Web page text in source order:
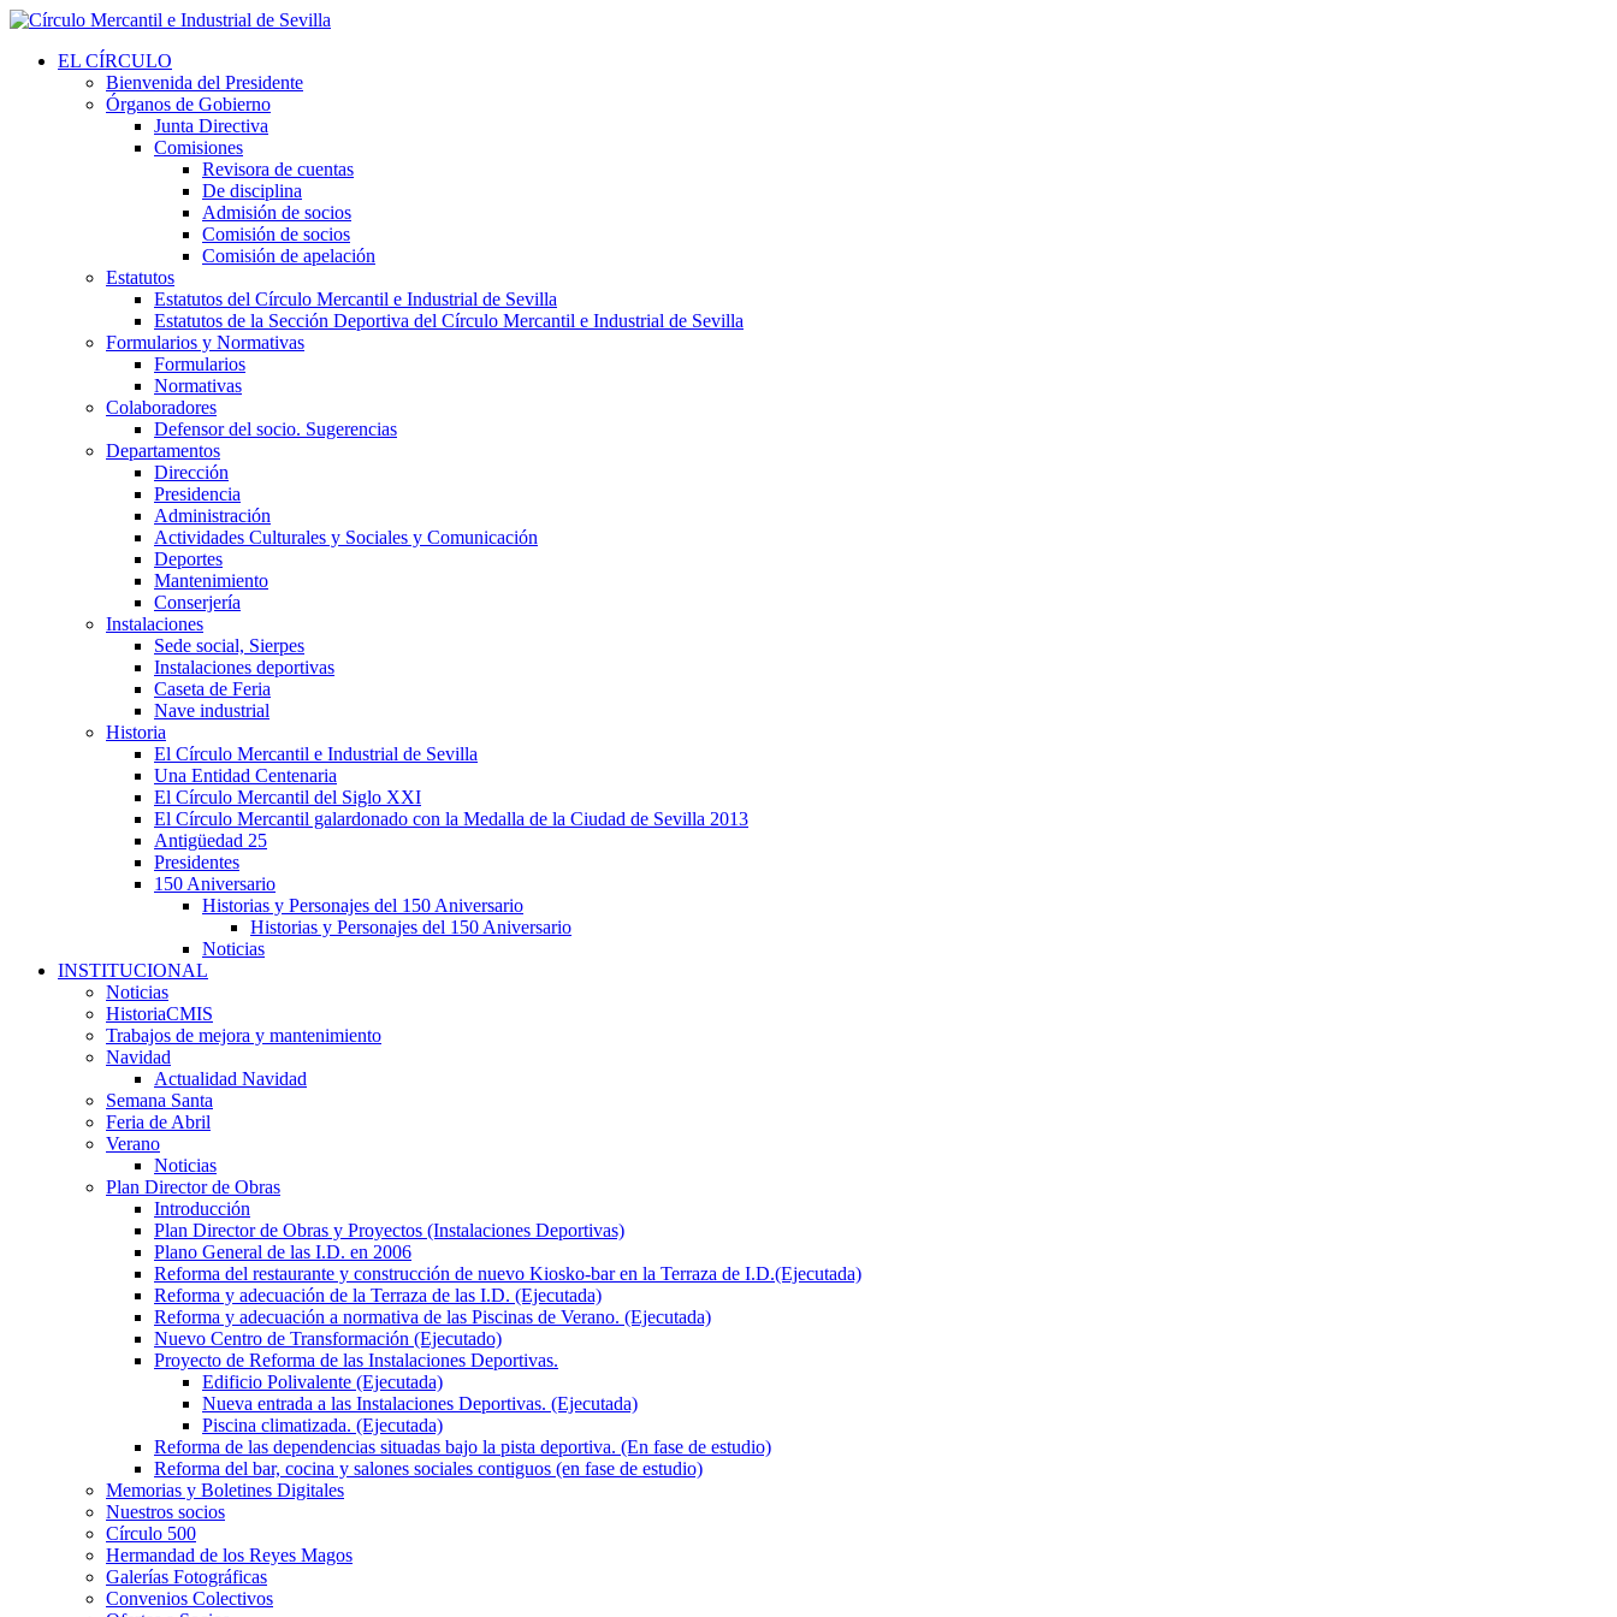
EL CÍRCULO
Bienvenida del Presidente
Órganos de Gobierno
Junta Directiva
Comisiones
Revisora de cuentas
De disciplina
Admisión de socios
Comisión de socios
Comisión de apelación
Estatutos
Estatutos del Círculo Mercantil e Industrial de Sevilla
Estatutos de la Sección Deportiva del Círculo Mercantil e Industrial de Sevilla
Formularios y Normativas
Formularios
Normativas
Colaboradores
Defensor del socio. Sugerencias
Departamentos
Dirección
Presidencia
Administración
Actividades Culturales y Sociales y Comunicación
Deportes
Mantenimiento
Conserjería
Instalaciones
Sede social, Sierpes
Instalaciones deportivas
Caseta de Feria
Nave industrial
Historia
El Círculo Mercantil e Industrial de Sevilla
Una Entidad Centenaria
El Círculo Mercantil del Siglo XXI
El Círculo Mercantil galardonado con la Medalla de la Ciudad de Sevilla 2013
Antigüedad 25
Presidentes
150 Aniversario
Historias y Personajes del 150 Aniversario
Historias y Personajes del 150 Aniversario
Noticias
INSTITUCIONAL
Noticias
HistoriaCMIS
Trabajos de mejora y mantenimiento
Navidad
Actualidad Navidad
Semana Santa
Feria de Abril
Verano
Noticias
Plan Director de Obras
Introducción
Plan Director de Obras y Proyectos (Instalaciones Deportivas)
Plano General de las I.D. en 2006
Reforma del restaurante y construcción de nuevo Kiosko-bar en la Terraza de I.D.(Ejecutada)
Reforma y adecuación de la Terraza de las I.D. (Ejecutada)
Reforma y adecuación a normativa de las Piscinas de Verano. (Ejecutada)
Nuevo Centro de Transformación (Ejecutado)
Proyecto de Reforma de las Instalaciones Deportivas.
Edificio Polivalente (Ejecutada)
Nueva entrada a las Instalaciones Deportivas. (Ejecutada)
Piscina climatizada. (Ejecutada)
Reforma de las dependencias situadas bajo la pista deportiva. (En fase de estudio)
Reforma del bar, cocina y salones sociales contiguos (en fase de estudio)
Memorias y Boletines Digitales
Nuestros socios
Círculo 500
Hermandad de los Reyes Magos
Galerías Fotográficas
Convenios Colectivos